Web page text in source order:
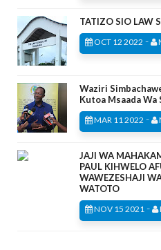
TATIZO SIO LAW
OCT 12 2022 -
Waziri
Kutoa Msaada Wa
MAR 11 2022 -
JAJI WA
PAUL KIHWELO
WAWEZESHAJI
WATOTO
NOV 15 2021 -